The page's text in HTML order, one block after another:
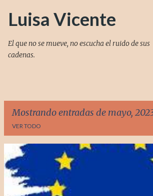
Ir al contenido principal
Luisa Vicente
El que no se mueve, no escucha el ruido de sus
cadenas.
Mostrando entradas de mayo,
VER TODO
E